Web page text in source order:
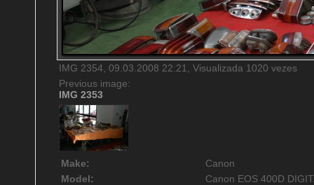
IMG 2354, 09.03.2008 22:21, Visualizada 1020 vezes
Previous image:
IMG 2353
Make:
Canon
Model:
Canon EOS 400D